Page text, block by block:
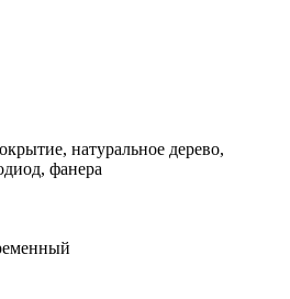
, натуральное дерево,
, фанера